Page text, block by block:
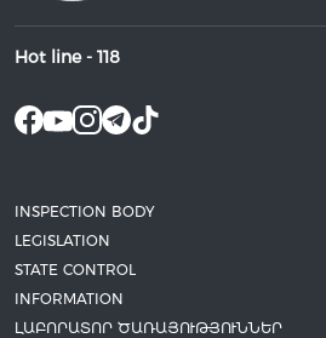
Hot line - 118
INSPECTION BODY
LEGISLATION
STATE CONTROL
INFORMATION
ԼԱԲՈՐԱՏՈՐ ԾԱՌԱՅՈՒԹՅՈՒՆՆԵՐ